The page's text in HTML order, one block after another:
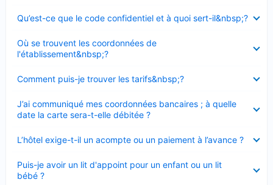
Qu’est-ce que le code confidentiel et à quoi sert-il&nbsp;?
fermé
Où se trouvent les coordonnées de
l'établissement&nbsp;?
fermé
Comment puis-je trouver les tarifs&nbsp;?
fermé
J’ai communiqué mes coordonnées bancaires ; à quelle
date la carte sera-t-elle débitée ?
fermé
L’hôtel exige-t-il un acompte ou un paiement à l’avance ?
fermé
Puis-je avoir un lit d'appoint pour un enfant ou un lit
bébé ?
fermé